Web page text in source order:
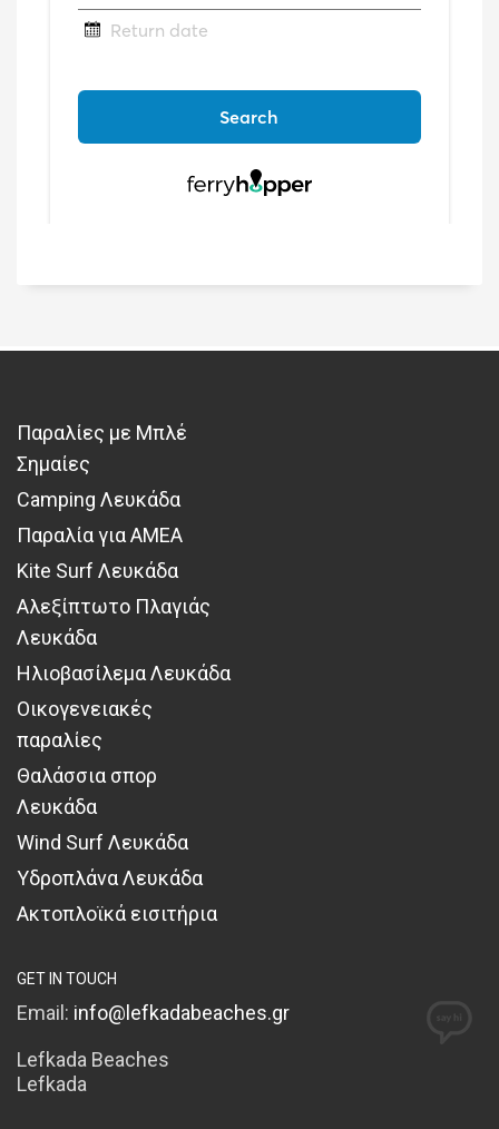
Παραλίες με Μπλέ
Σημαίες
Camping Λευκάδα
Παραλία για ΑΜΕΑ
Kite Surf Λευκάδα
Αλεξίπτωτο Πλαγιάς
Λευκάδα
Ηλιοβασίλεμα Λευκάδα
Οικογενειακές
παραλίες
Θαλάσσια σπορ
Λευκάδα
Wind Surf Λευκάδα
Υδροπλάνα Λευκάδα
Ακτοπλοϊκά εισιτήρια
GET IN TOUCH
Email: info@lefkadabeaches.gr
Lefkada Beaches
Lefkada